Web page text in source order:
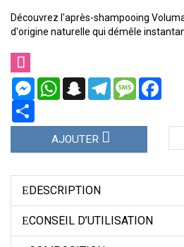
Découvrez l'après-shampooing
d'origine naturelle qui démêle
MessengerWhatsAppSnapchatTelegramMessage
AJOUTER
DESCRIPTION
CONSEIL D’UTILISATION